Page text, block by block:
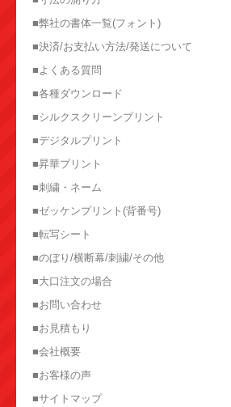
■弊社の書体一覧(フォント)
■決済/お支払い方法/発送について
■よくある質問
■各種ダウンロード
■シルクスクリーンプリント
■デジタルプリント
■昇華プリント
■刺繍・ネーム
■ゼッケンプリント(背番号)
■転写シート
■のぼり/横断幕/刺繍/その他
■大口注文の場合
■お問い合わせ
■お見積もり
■会社概要
■お客様の声
■サイトマップ